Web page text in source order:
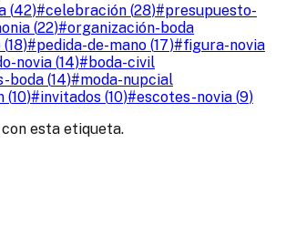
(42)#celebración (28)#presupuesto-
(22)#organización-boda
(18)#pedida-de-mano (17)#figura-novia
novia (14)#boda-civil
boda (14)#moda-nupcial
(10)#invitados (10)#escotes-novia (9)
esta etiqueta.